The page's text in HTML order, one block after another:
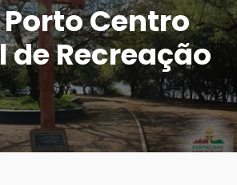
Centro
Recreação